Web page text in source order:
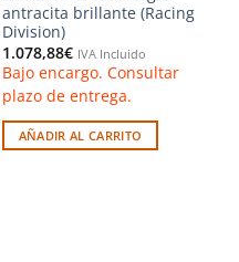
antracita brillante (Racing
Division)
1.078,88€ IVA Incluido
Bajo encargo. Consultar
plazo de entrega.
AÑADIR AL CARRITO